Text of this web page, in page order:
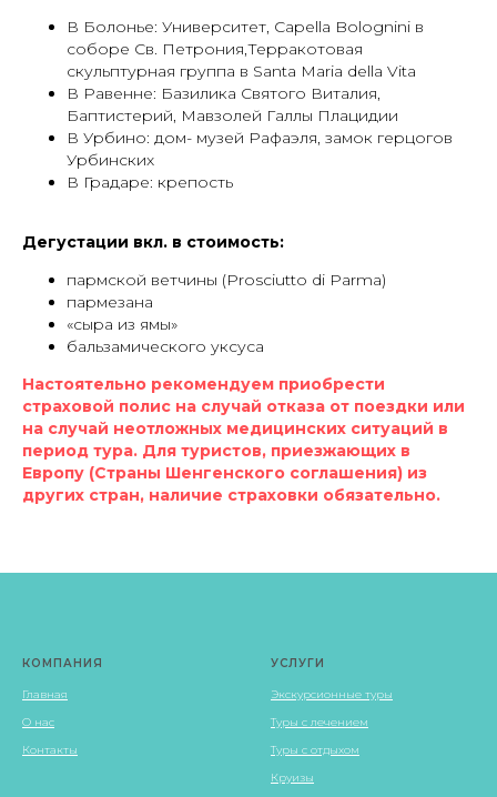
В Болонье: Университет, Capella Bolognini в
соборе Св. Петрония,Терракотовая
скульптурная группа в Santa Maria della Vita
В Равенне: Базилика Святого Виталия,
Баптистерий, Мавзолей Галлы Плацидии
В Урбино: дом- музей Рафаэля, замок герцогов
Урбинских
В Градаре: крепость
Дегустации вкл. в стоимость:
пармской ветчины (Prosciutto di Parma)
пармезана
«сыра из ямы»
бальзамического уксуса
Настоятельно рекомендуем приобрести
страховой полис на случай отказа от поездки или
на случай неотложных медицинских ситуаций в
период тура. Для туристов, приезжающих в
Европу (Страны Шенгенского соглашения) из
других стран, наличие страховки обязательно.
КОМПАНИЯ
Главная
О нас
Контакты
УСЛУГИ
Экскурсионные туры
Туры с лечением
Туры с отдыхом
Круизы